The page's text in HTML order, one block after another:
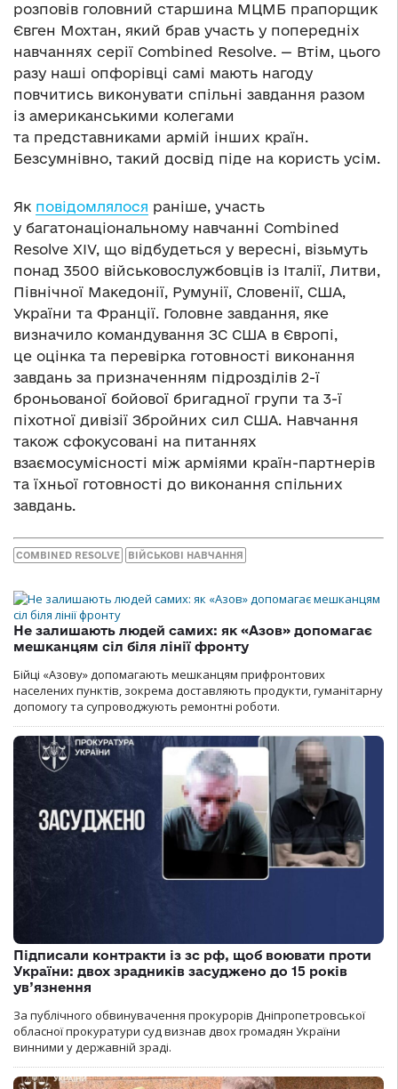
розповів головний старшина МЦМБ прапорщик
Євген Мохтан, який брав участь у попередніх
навчаннях серії Combined Resolve. — Втім, цього
разу наші опфорівці самі мають нагоду
повчитись виконувати спільні завдання разом
із американськими колегами
та представниками армій інших країн.
Безсумнівно, такий досвід піде на користь усім.
Як повідомлялося раніше, участь
у багатонаціональному навчанні Combined
Resolve XIV, що відбудеться у вересні, візьмуть
понад 3500 військовослужбовців із Італії, Литви,
Північної Македонії, Румунії, Словенії, США,
України та Франції. Головне завдання, яке
визначило командування ЗС США в Європі,
це оцінка та перевірка готовності виконання
завдань за призначенням підрозділів 2-ї
броньованої бойової бригадної групи та 3-ї
піхотної дивізії Збройних сил США. Навчання
також сфокусовані на питаннях
взаємосумісності між арміями країн-партнерів
та їхньої готовності до виконання спільних
завдань.
COMBINED RESOLVE ВІЙСЬКОВІ НАВЧАННЯ
Не залишають людей самих: як «Азов» допомагає
мешканцям сіл біля лінії фронту
Бійці «Азову» допомагають мешканцям прифронтових
населених пунктів, зокрема доставляють продукти, гуманітарну
допомогу та супроводжують ремонтні роботи.
Підписали контракти із зс рф, щоб воювати проти
України: двох зрадників засуджено до 15 років
ув’язнення
За публічного обвинувачення прокурорів Дніпропетровської
обласної прокуратури суд визнав двох громадян України
винними у державній зраді.